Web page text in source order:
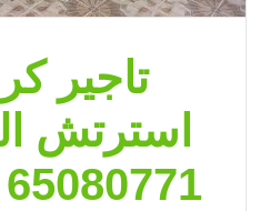
تاجير
استرتش